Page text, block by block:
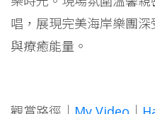
唱，展現完美海岸樂團
與療癒能量。